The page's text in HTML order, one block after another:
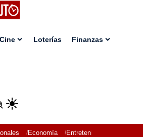
Cine Loterías Finanzas
Economía Entretenimiento